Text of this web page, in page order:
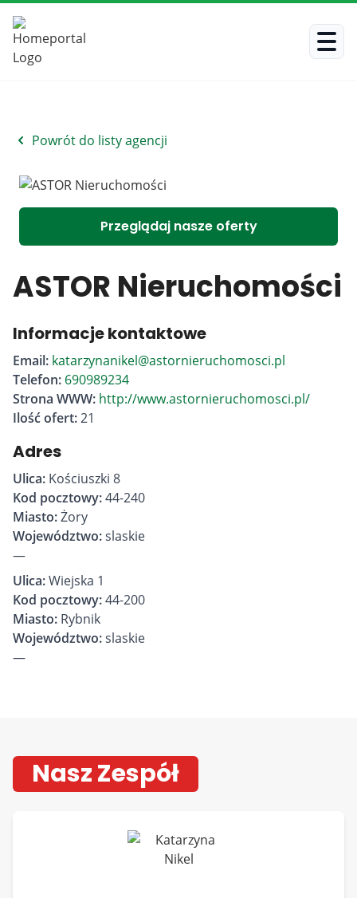
Powrót do listy agencji
Przeglądaj nasze oferty
ASTOR Nieruchomości
Informacje kontaktowe
Email: katarzynanikel@astornieruchomosci.pl
Telefon: 690989234
Strona WWW: http://www.astornieruchomosci.pl/
Ilość ofert:21
Adres
Ulica: Kościuszki 8
Kod pocztowy:44-240
Miasto:Żory
Województwo:slaskie
—
Ulica:Wiejska 1
Kod pocztowy:44-200
Miasto: Rybnik
Województwo:slaskie
—
Nasz Zespół